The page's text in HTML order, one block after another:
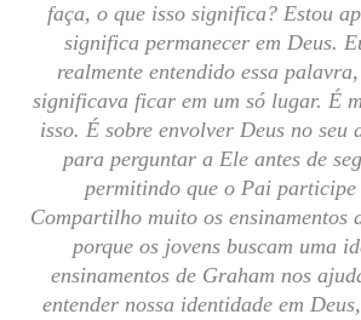
faça, o que isso significa? Estou
significa permanecer em Deus.
realmente entendido essa
significava ficar em um só lugar. É
isso. É sobre envolver Deus no
para perguntar a Ele antes de
permitindo que o Pai participe
Compartilho muito os ensinamentos
porque os jovens buscam uma
ensinamentos de Graham nos
entender nossa identidade em